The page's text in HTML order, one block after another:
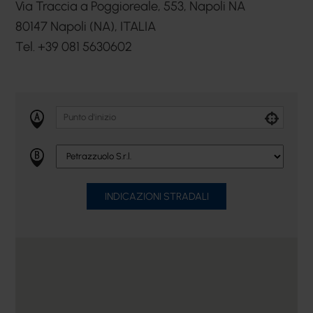
Via Traccia a Poggioreale, 553, Napoli NA
80147 Napoli (NA), ITALIA
Tel. +39 081 5630602
INDICAZIONI STRADALI